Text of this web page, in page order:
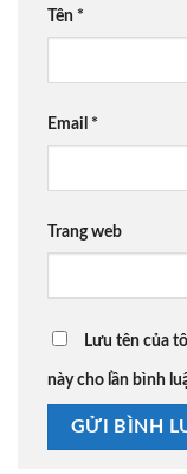
Tên *
Email *
Trang web
Lưu tên của
này cho lần bình